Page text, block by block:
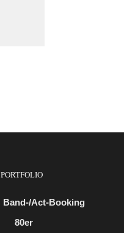
PORTFOLIO
Band-/Act-Booking
80er